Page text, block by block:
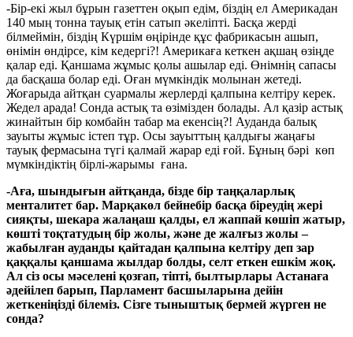
-Бір-екі жыл бұрын газеттен оқып едім, біздің ел Америкадан
140 мың тонна тауық етін сатып әкеліпті. Басқа жерді
білмеймін, біздің Күршім өңірінде құс фабрикасын ашып,
өнімін өндірсе, кім кедергі?! Америкаға кеткен ақшаң өзіңде
қалар еді. Қаншама жұмыс қолы ашылар еді. Өнімнің сапасы
да басқаша болар еді. Оған мүмкіндік молынан жетеді.
Жоғарыда айтқан суармалы жерлерді қалпына келтіру керек.
Жедел арада! Сонда астық та өзімізден болады. Ал қазір астық
жинайтын бір комбайн табар ма екенсің?! Ауданда балық
зауыты жұмыс істеп тұр. Осы зауыттың қалдығы жаңағы
тауық фермасына түгі қалмай жарар еді ғой. Бұның бәрі көп
мүмкіндіктің бірлі-жарымы ғана.
-Аға, шындығын айтқанда, бізде бір таңқаларлық
менталитет бар. Марқакөл бейнебір басқа біреудің жері
сияқты, шекара жалаңаш қалды, ел жаппай көшіп жатыр,
көшті тоқтатудың бір жолы, және де жалғыз жолы –
жабылған ауданды қайтадан қалпына келтіру деп зар
қаққалы қаншама жылдар болды, селт еткен ешкім жоқ.
Ал сіз осы мәселені қозғап, тіпті, былтырлары Астанаға
әдейілеп барып, Парламент басшыларына дейін
жеткеніңізді білеміз. Сізге тыныштық бермей жүрген не
сонда?